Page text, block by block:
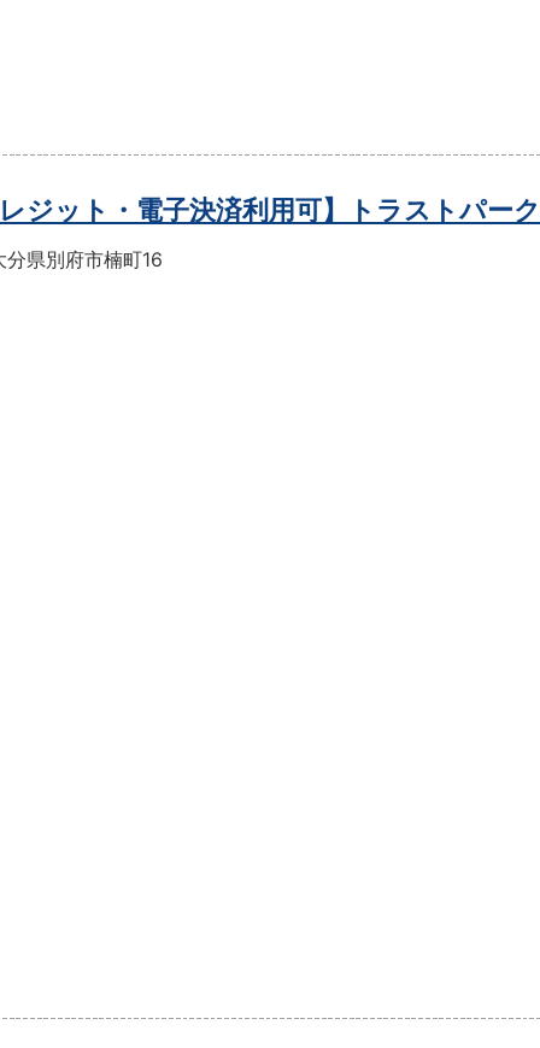
レジット・電子決済利用可】トラストパー
分県別府市楠町16